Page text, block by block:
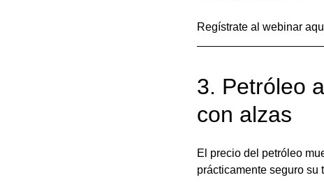
Regístrate al webinar
3. Petróleo
con alzas
El precio del petróleo
prácticamente seguro su